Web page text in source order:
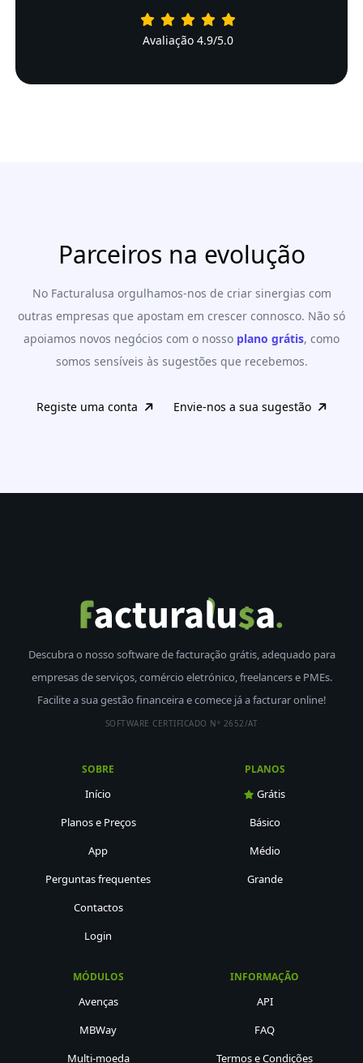
Avaliação 4.9/5.0
Parceiros na evolução
No Facturalusa orgulhamos-nos de criar sinergias com
outras empresas que apostam em crescer connosco. Não só
apoiamos novos negócios com o nosso plano grátis, como
somos sensíveis às sugestões que recebemos.
Registe uma conta Envie-nos a sua sugestão
Descubra o nosso software de facturação grátis, adequado para
empresas de serviços, comércio eletrónico, freelancers e PMEs.
Facilite a sua gestão financeira e comece já a facturar online!
SOFTWARE CERTIFICADO Nº 2652/AT
SOBRE
Início
Planos e Preços
App
Perguntas frequentes
Contactos
Login
PLANOS
Grátis
Básico
Médio
Grande
MÓDULOS
Avenças
MBWay
Multi-moeda
INFORMAÇÃO
API
FAQ
Termos e Condições